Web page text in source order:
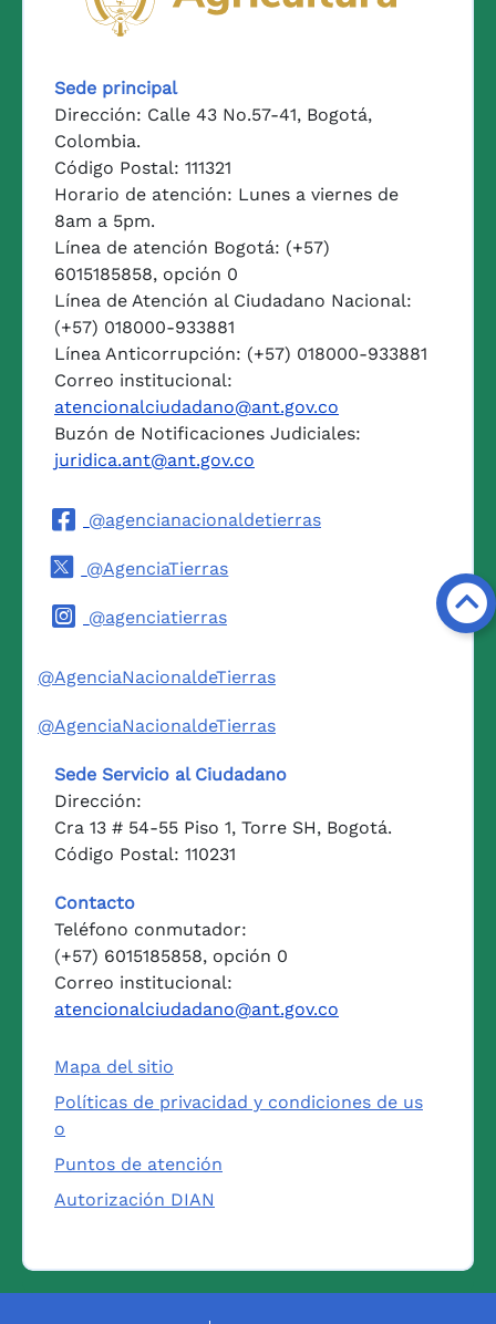
Sede principal
Dirección: Calle 43 No.57-41, Bogotá,
Colombia.
Código Postal: 111321
Horario de atención: Lunes a viernes de
8am a 5pm.
Línea de atención Bogotá: (+57)
6015185858, opción 0
Línea de Atención al Ciudadano Nacional:
(+57) 018000-933881
Línea Anticorrupción: (+57) 018000-933881
Correo institucional:
atencionalciudadano@ant.gov.co
Buzón de Notificaciones Judiciales:
juridica.ant@ant.gov.co
@agencianacionaldetierras
@AgenciaTierras
@agenciatierras
@AgenciaNacionaldeTierras
@AgenciaNacionaldeTierras
Sede Servicio al Ciudadano
Dirección:
Cra 13 # 54-55 Piso 1, Torre SH, Bogotá.
Código Postal: 110231
Contacto
Teléfono conmutador:
(+57) 6015185858, opción 0
Correo institucional:
atencionalciudadano@ant.gov.co
Mapa del sitio
Políticas de privacidad y condiciones de us
o
Puntos de atención
Autorización DIAN